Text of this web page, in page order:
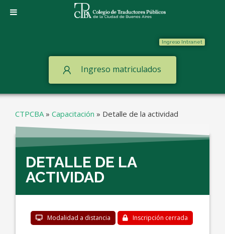
Ingreso Intranet
Ingreso matriculados
CTPCBA» Capacitación » Detalle de la actividad
DETALLE DE LA
ACTIVIDAD
Modalidad a distancia Inscripción cerrada